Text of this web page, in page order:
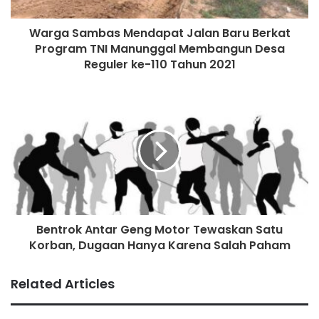
pemerintah atau SATRIA, pembangunan menara-menara
BTS, program ‘digital talent scholarship’ dan gerakan
nasional literasi digital. Saya mengapresiasi semua pihak
terutama Kemenkominfo yang telah bekerja keras untuk
Program beasiswa Digital Talent Scholarship (DTS) adalah
program untuk meningkatkan keterampilan, keahlian
angkatan kerja muda Indonesia dan Aparatur Sipil Negara
di bidang Komunikasi dan Informatika dan dibuka bagi 60
ribu peserta agar dapat meningkatkan produktivitas dan
daya saing bangsa di era Industri 4.0.
“Namun saya mempunyai beberapa catatan, utilisasi Palapa
Utilitassi di Indonesia Tengah dan Timur yang masih 20
persen harus digenjot terus,” tambah Presiden.
Warga Sambas Mendapat Jalan Baru Berkat
Program TNI Manunggal Membangun Desa
Reguler ke-110 Tahun 2021
Bentrok Antar Geng Motor Tewaskan Satu
Korban, Dugaan Hanya Karena Salah Paham
Related Articles